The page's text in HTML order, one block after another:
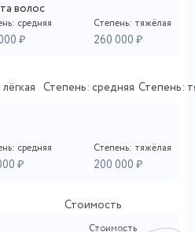
волос
средняя
₽
Степень: тяжёлая
260 000 ₽
Степень: средняя Степень:
средняя
₽
Степень: тяжёлая
200 000 ₽
Стоимость
Стоимость